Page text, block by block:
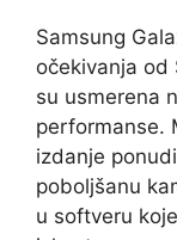
Samsung
očekivanja od
su usmerena
performanse.
izdanje
poboljšanu
u softveru